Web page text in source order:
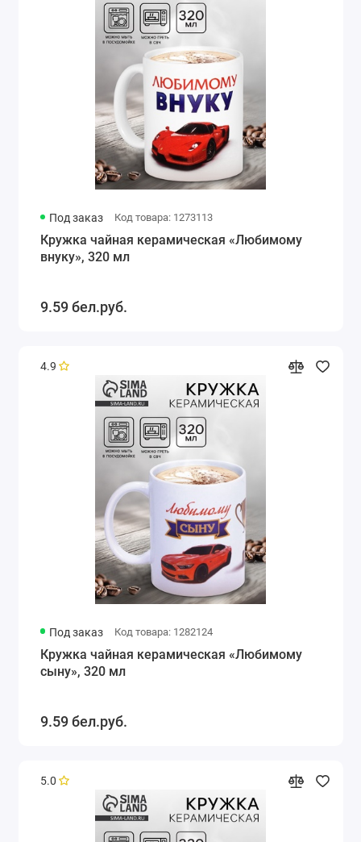
Под заказ Код товара: 1273113
Кружка чайная керамическая «Любимому
внуку», 320 мл
9.59 бел.руб.
4.9
Под заказ Код товара: 1282124
Кружка чайная керамическая «Любимому
сыну», 320 мл
9.59 бел.руб.
5.0